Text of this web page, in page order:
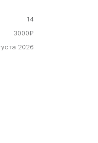
14
3000₽
2026